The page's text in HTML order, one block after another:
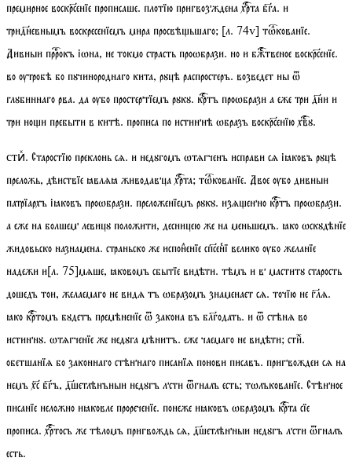
премирное воскрсенїе прописаше. плотїю пригвозждена хрта бга. и
тридневнымъ воскресенїемъ мира просвѣьшаго;[л.74v]тѡкованїе.
Дивныи пррокъ іѡна, не токмо страсть проѡбрази. но и бжтвеное воскрсенїе.
во ѹтробѣ бо пꙋчинороднаго кита, рꙋцѣ распростеръ. возведет ны ѿ
глꙋбиннаго рва. да ѹбо простертїемъ рꙋкꙋ. кртъ проѡбрази а еже три дни и
три нои пребыти в китѣ. прописа по истиннѣ ѡбразъ воскрсенїю хвꙋ.
стиⷯ. Старостїю преклонь сѧ. и недꙋгомъ ѡтѧгченъ исправи сѧ іꙗковъ рꙋцѣ
преложь, дѣиствїе ꙗвлѧꙗ живодавца хрта;тѡкованїе. Двое ѹбо дивныи
патрїархъ іꙗковъ проѡбрази. преложенїемъ рꙋкꙋ. изѧенно кртъ проѡбрази.
а еже на болшем левицꙋ положити, десницею же на меньшемъ. ꙗко ѡскꙋдѣнїе
жидовьско назнамена. страньско же испонⷧенїе спсенⷷї велико ѹбо желанїе
надежи и[л.75]мѧше, ꙗковомъ сбытїе видѣти. тѣмъ и в маститꙋ старость
дошедъ тои, желаемаго не видѧ тъ ѡбразомъ знаменает сѧ. точїю не глѧ.
ꙗко кртомъ бꙋдетъ премѣненїе ѿ закона въ блгодать. и ѿ стѣнѧ во
истиннꙋ. ѡтѧгченїе же недꙋга мѣнитъ. еже чаемаго не видѣти;стиⷯ.
обетшанїѧ бо законнаго стѣннаго писанїѧ понови писавъ. пригвождеи сѧ на
немъ хс бгъ, дшетлѣнъныи недꙋгъ лсти ѿгналъ есть;тѡлъкованїе. Стѣнное
писанїе неложно иꙗковле прореченїе. понеже иꙗковъ ѡбразомъ крта сїе
прописа. хртосъ же тѣломъ пригвождь сѧ, дшетлѣнныи недꙋгъ лсти ѿгналъ
есть.